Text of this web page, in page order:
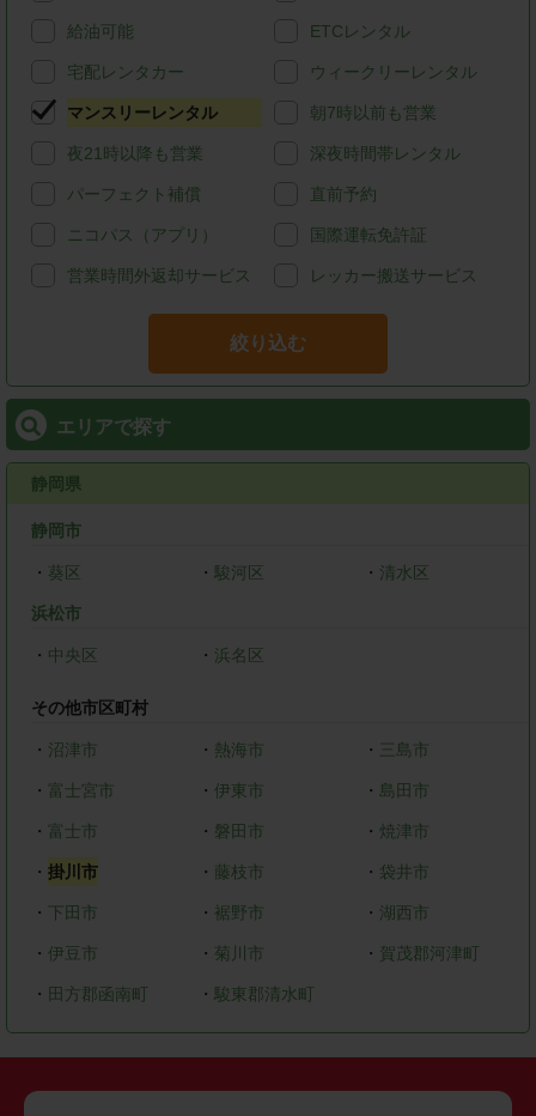
給油可能 ETCレンタル
宅配レンタカー ウィークリーレンタル
マンスリーレンタル 朝7時以前も営業
夜21時以降も営業 深夜時間帯レンタル
パーフェクト補償 直前予約
ニコパス（アプリ） 国際運転免許証
営業時間外返却サービス レッカー搬送サービス
絞り込む
エリアで探す
静岡県
静岡市
・ 葵区 ・ 駿河区 ・ 清水区
浜松市
・ 中央区 ・ 浜名区
その他市区町村
・ 沼津市 ・ 熱海市 ・ 三島市
・ 富士宮市 ・ 伊東市 ・ 島田市
・ 富士市 ・ 磐田市 ・焼津市
・ 掛川市 ・ 藤枝市 ・ 袋井市
・ 下田市 ・ 裾野市 ・ 湖西市
・ 伊豆市 ・ 菊川市 ・ 賀茂郡河津町
・ 田方郡函南町 ・ 駿東郡清水町